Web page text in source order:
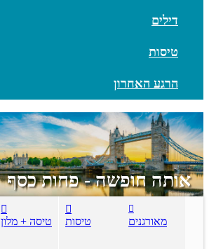
דילים
טיסות
הרגע האחרון
טיסה + מלון טיסות מאורגנים
אותה חופשה - פחות כסף